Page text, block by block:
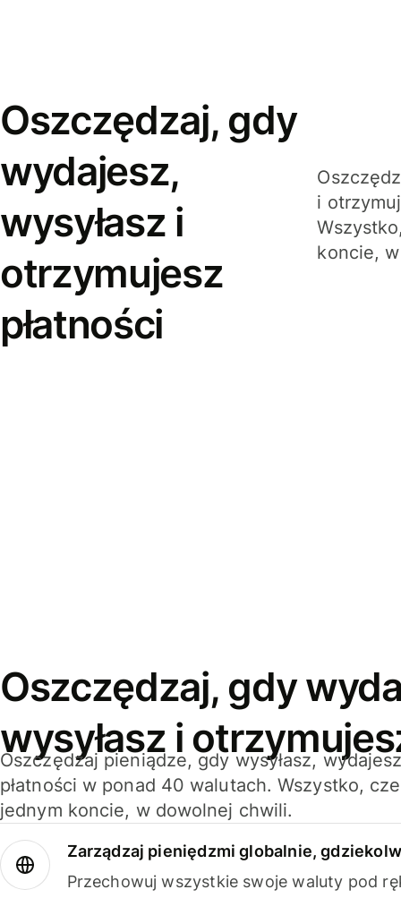
Oszczędzaj, gdy
wydajesz,
wysyłasz i
otrzymujesz
płatności
i
koncie,
Oszczędzaj, gdy
wysyłasz i
Oszczędzaj pieniądze, gdy wysyłasz,
płatności w ponad 40 walutach. Wszystko,
jednym koncie, w dowolnej chwili.
Zarządzaj pieniędzmi globalnie,
Przechowuj wszystkie swoje waluty pod